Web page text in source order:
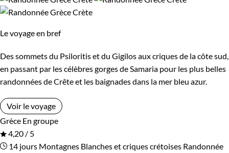
Le voyage en bref
Des sommets du Psiloritis et du Gigilos aux criques de la côte sud,
en passant par les célèbres gorges de Samaria pour les plus belles
randonnées de Crête et les baignades dans la mer bleu azur.
Voir le voyage
Grèce En groupe
4,20 / 5
14 jours Montagnes Blanches et criques crétoises Randonnée